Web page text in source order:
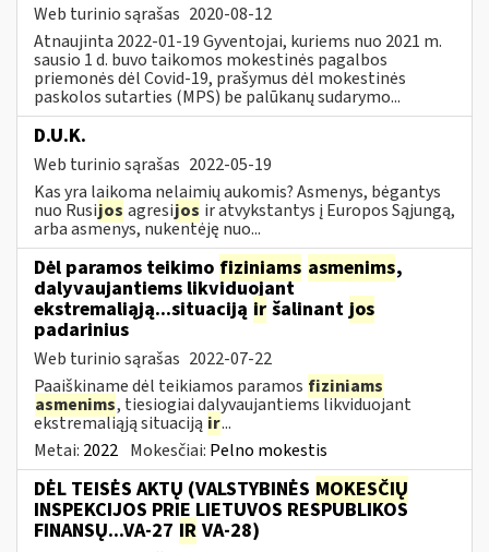
Web turinio sąrašas 2020-08-12
Atnaujinta 2022-01-19 Gyventojai, kuriems nuo 2021 m.
sausio 1 d. buvo taikomos mokestinės pagalbos
priemonės dėl Covid-19, prašymus dėl mokestinės
paskolos sutarties (MPS) be palūkanų sudarymo...
D.U.K.
Web turinio sąrašas 2022-05-19
Kas yra laikoma nelaimių aukomis? Asmenys, bėgantys
nuo Rusijos agresijos ir atvykstantys į Europos Sąjungą,
arba asmenys, nukentėję nuo...
Dėl paramos teikimo fiziniams asmenims,
dalyvaujantiems likviduojant
ekstremaliąją...situaciją ir šalinant jos
padarinius
Web turinio sąrašas 2022-07-22
Paaiškiname dėl teikiamos paramos fiziniams
asmenims, tiesiogiai dalyvaujantiems likviduojant
ekstremaliąją situaciją ir...
Metai: 2022 Mokesčiai: Pelno mokestis
DĖL TEISĖS AKTŲ (VALSTYBINĖS MOKESČIŲ
INSPEKCIJOS PRIE LIETUVOS RESPUBLIKOS
FINANSŲ...VA-27 IR VA-28)